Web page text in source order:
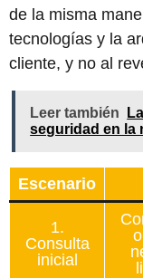
de la misma
tecnologías y la
cliente, y no al
Leer también
seguridad en la
Escenario
1.
Consulta
inicial